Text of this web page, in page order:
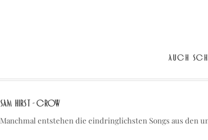
AUCH
sam hirst - Crow
Manchmal entstehen die eindringlichsten Songs aus den